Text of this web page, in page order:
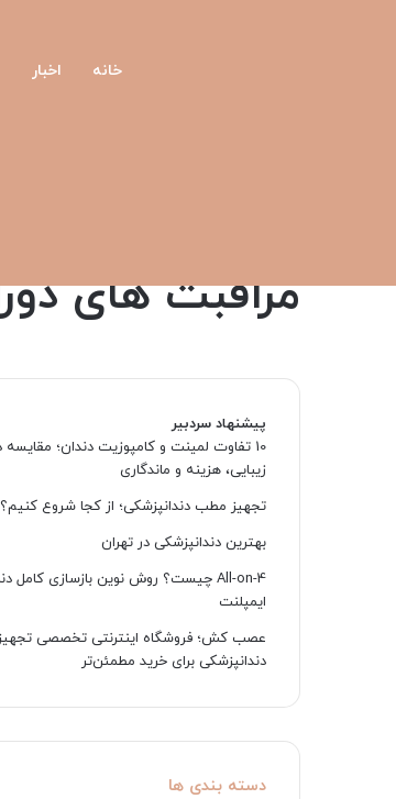
خانه اخبار
مراقبت‌ های
پیشنهاد سردبیر
10 تفاوت لمینت و کامپوزیت دندان؛ مقایسه
زیبایی، هزینه و ماندگاری
تجهیز مطب دندانپزشکی؛ از کجا شروع کنیم؟
بهترین دندانپزشکی در تهران
ایمپلنت
عصب کش؛ فروشگاه اینترنتی تخصصی
دندانپزشکی برای خرید مطمئن‌تر
دسته بندی ها